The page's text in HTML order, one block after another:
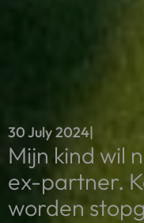
30 July 2024|
Mijn kind wil
ex-partner.
worden